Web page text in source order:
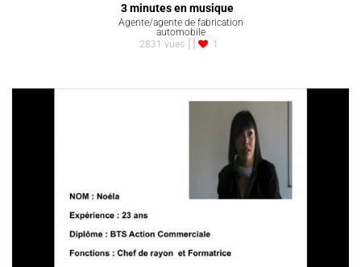
3 minutes en musique
Agente/agente de fabrication
automobile
2831 vues
1